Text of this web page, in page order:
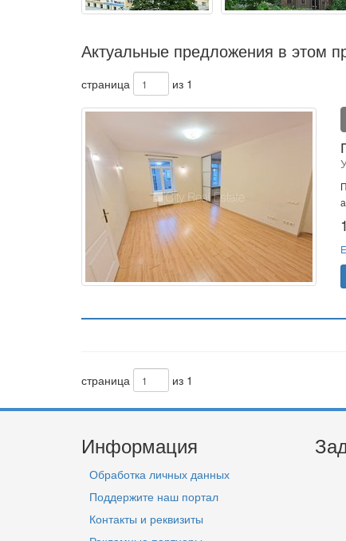
Актуальные предложения в этом
страница из 1
страница из 1
Информация
Обработка личных данных
Поддержите наш портал
Контакты и реквизиты